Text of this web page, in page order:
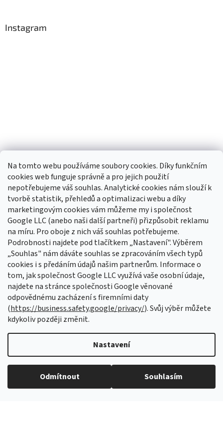
Na tomto webu používáme soubory cookies. Díky funkčním
cookies web funguje správně a pro jejich použití
nepotřebujeme váš souhlas. Analytické cookies nám slouží k
tvorbě statistik, přehledů a optimalizaci webu a díky
marketingovým cookies vám můžeme my i společnost
Google LLC (anebo naši další partneři) přizpůsobit reklamu
na míru. Pro oboje z nich váš souhlas potřebujeme.
Podrobnosti najdete pod tlačítkem „Nastavení". Výběrem
„Souhlas" nám dáváte souhlas se zpracováním všech typů
cookies i s předáním údajů našim partnerům. Informace o
tom, jak společnost Google LLC využívá vaše osobní údaje,
najdete na stránce společnosti Google věnované
odpovědnému zacházení s firemními daty
(https://business.safety.google/privacy/). Svůj výběr můžete
kdykoliv později změnit.
Nastavení
Odmítnout Souhlasím
Instagram
Sledovat na Instagramu
Odebírat newsletter
Vložte svůj e-mail a my vám budeme zasílat informace o nových
produktech na našem e-shopu.
E-mail
Vložením e-mailu souhlasíte s podmínkami ochrany osobních údajů
Vytvořil Shoptet Premium